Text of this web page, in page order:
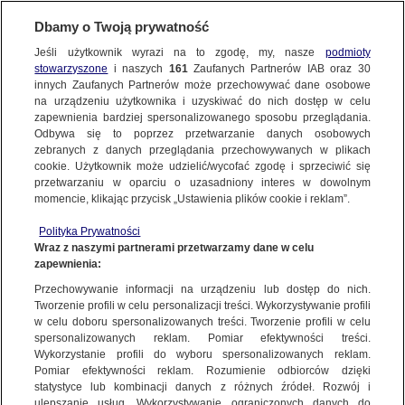
FAKTY | ZOBACZ FAKTY
Generał Piotrowski zarzuca Błaszczakowi, że w wyniku jego działań "czuje
się poniżony"
NAJNOWSZE
ZOBACZ FAKTY
FAKTY PO FAKTACH
FAKTY O ŚWIECIE
WIĘCEJ
KANAŁY
Dzień dobry!
Jedno konto do wszystkich usług
Dbamy o Twoją prywatność
Jeśli użytkownik wyrazi na to zgodę, my, nasze podmioty
stowarzyszone i naszych 161Zaufanych Partnerów IAB oraz 30
innych Zaufanych Partnerów może przechowywać dane osobowe
na urządzeniu użytkownika i uzyskiwać do nich dostęp w celu
zapewnienia bardziej spersonalizowanego sposobu przeglądania.
Odbywa się to poprzez przetwarzanie danych osobowych
zebranych z danych przeglądania przechowywanych w plikach
cookie. Użytkownik może udzielić/wycofać zgodę i sprzeciwić się
przetwarzaniu w oparciu o uzasadniony interes w dowolnym
momencie, klikając przycisk „Ustawienia plików cookie i reklam”.
Polityka Prywatności
Wraz z naszymi partnerami przetwarzamy dane w celu
zapewnienia:
Przechowywanie informacji na urządzeniu lub dostęp do nich.
Tworzenie profili w celu personalizacji treści. Wykorzystywanie profili
w celu doboru spersonalizowanych treści. Tworzenie profili w celu
spersonalizowanych reklam. Pomiar efektywności treści.
Wykorzystanie profili do wyboru spersonalizowanych reklam.
Pomiar efektywności reklam. Rozumienie odbiorców dzięki
statystyce lub kombinacji danych z różnych źródeł. Rozwój i